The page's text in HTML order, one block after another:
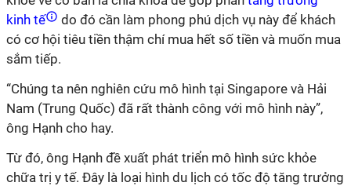
kinh tế
do đó cần làm phong phú dịch vụ này để khách
có cơ hội tiêu tiền thậm chí mua hết số tiền và muốn mua
sắm tiếp.
“Chúng ta nên nghiên cứu mô hình tại Singapore và Hải
Nam (Trung Quốc) đã rất thành công với mô hình này”,
ông Hạnh cho hay.
Từ đó, ông Hạnh đề xuất phát triển mô hình sức khỏe
chữa trị y tế. Đây là loại hình du lịch có tốc độ tăng trưởng